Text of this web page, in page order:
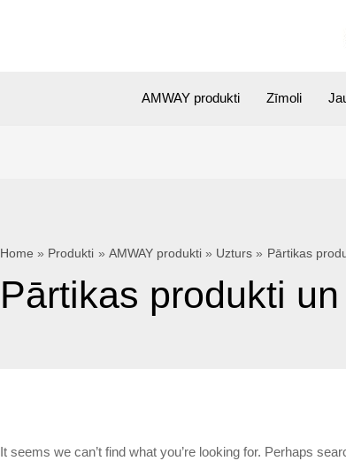
AMWAY produkti Zīmoli
Home Produkti AMWAY produkti Uzturs Pārtikas
Pārtikas produkti
It seems we can’t find what you’re looking for. Perhaps